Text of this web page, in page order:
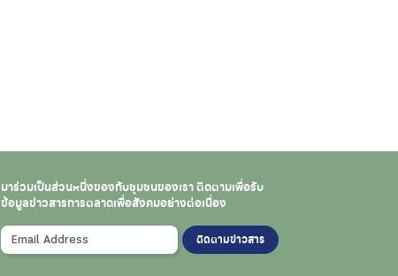
มาร่วมเป็นส่วนหนึ่งของกับชุมชนของเราติดตามเพื่อรับ
ข้อมูลข่าวสารการตลาดเพื่อสังคมอย่างต่อเนื่อง
ติดตามข่าวสาร